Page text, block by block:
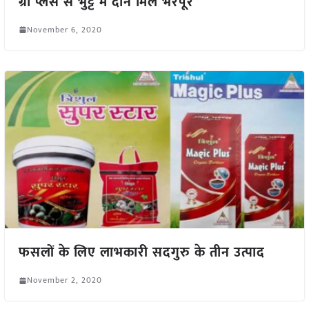
November 6, 2020
फसलों के लिए लाभकारी सदगुरु के तीन उत्पाद
November 2, 2020